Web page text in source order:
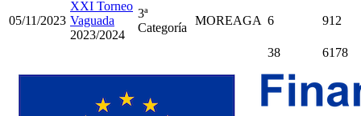
05/11/2023
XXI Torneo
Vaguada
2023/2024
3ª
Categoría
MOREAGA 6 912
38 6178